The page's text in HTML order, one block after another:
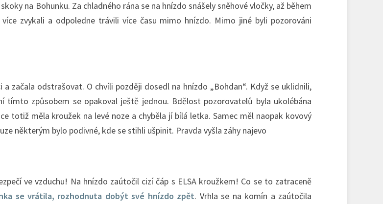
na Bohunku. Za chladného rána se na hnízdo snášely sněhové vločky, až během
zvykali a odpoledne trávili více času mimo hnízdo. Mimo jiné byli pozorováni
začala odstrašovat. O chvíli později dosedl na hnízdo „Bohdan“. Když se uklidnili,
tímto způsobem se opakoval ještě jednou. Bdělost pozorovatelů byla ukolébána
totiž měla kroužek na levé noze a chyběla jí bílá letka. Samec měl naopak kovový
některým bylo podivné, kde se stihli ušpinit. Pravda vyšla záhy najevo
ve vzduchu! Na hnízdo zaútočil cizí čáp s ELSA kroužkem! Co se to zatraceně
se vrátila, rozhodnuta dobýt své hnízdo zpět. Vrhla se na komín a zaútočila